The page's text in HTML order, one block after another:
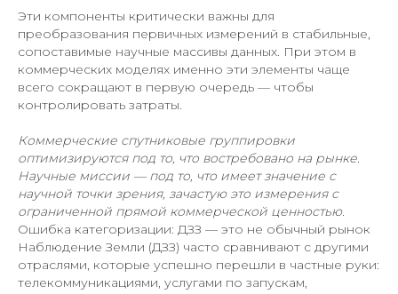
Эти компоненты критически важны для
преобразования первичных измерений в стабильные,
сопоставимые научные массивы данных. При этом в
коммерческих моделях именно эти элементы чаще
всего сокращают в первую очередь — чтобы
контролировать затраты.
Коммерческие спутниковые группировки
оптимизируются под то, что востребовано на рынке.
Научные миссии — под то, что имеет значение с
научной точки зрения, зачастую это измерения с
ограниченной прямой коммерческой ценностью.
Ошибка категоризации: ДЗЗ — это не обычный рынок
Наблюдение Земли (ДЗЗ) часто сравнивают с другими
отраслями, которые успешно перешли в частные руки:
телекоммуникациями, услугами по запускам,